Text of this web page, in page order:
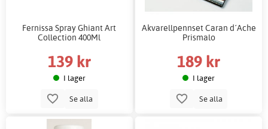
Fernissa Spray Ghiant Art
Collection 400Ml
139 kr
I lager
Se alla
Akvarellpennset Caran d´Ache
Prismalo
189 kr
I lager
Se alla